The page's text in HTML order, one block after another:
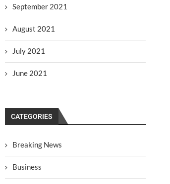
September 2021
August 2021
July 2021
June 2021
CATEGORIES
Breaking News
Business